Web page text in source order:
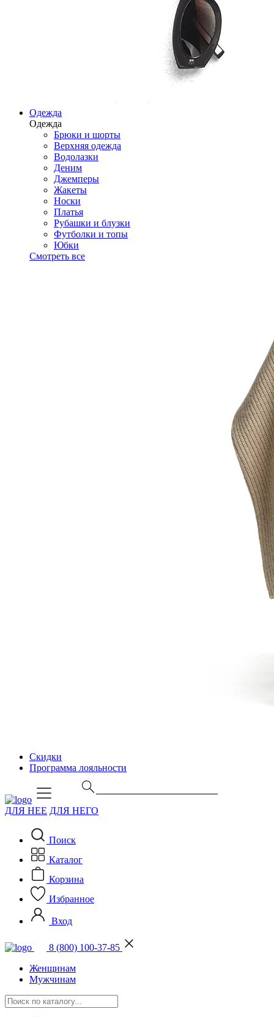
Одежда
Одежда
Брюки и шорты
Верхняя одежда
Водолазки
Деним
Джемперы
Жакеты
Носки
Платья
Рубашки и блузки
Футболки и топы
Юбки
Смотреть все
Скидки
Программа лояльности
ДЛЯ НЕЕ ДЛЯ НЕГО
Поиск
Каталог
Корзина
Избранное
Вход
8 (800) 100-37-85
Женщинам
Мужчинам